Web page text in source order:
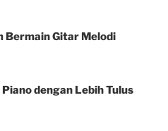
Bermain Gitar Melodi
dengan Lebih Tulus